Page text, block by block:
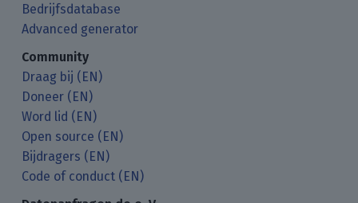
Bedrijfsdatabase
Advanced generator
Community
Draag bij (EN)
Doneer (EN)
Word lid (EN)
Open source (EN)
Bijdragers (EN)
Code of conduct (EN)